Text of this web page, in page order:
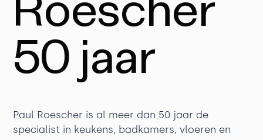
Roescher
50 jaar
Paul Roescher is al meer dan 50 jaar de
specialist in keukens, badkamers, vloeren en